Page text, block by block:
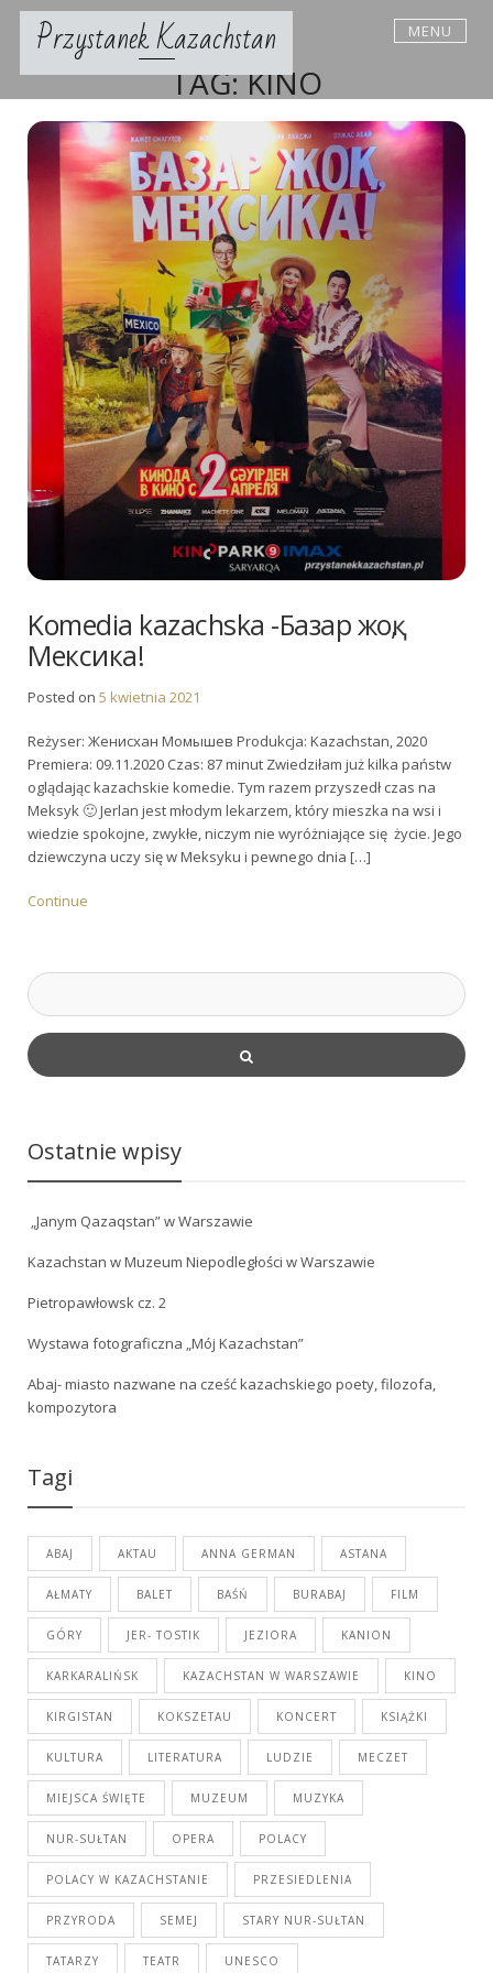
Skip
Przystanek Kazachstan MENU
TAG:KINO
Komedia kazachska -Базар жоқ,
Мексика!
Posted on 5 kwietnia 2021
Reżyser: Женисхан Момышев Produkcja: Kazachstan, 2020
Premiera: 09.11.2020 Czas: 87 minut Zwiedziłam już kilka państw
oglądając kazachskie komedie. Tym razem przyszedł czas na
Meksyk 🙂 Jerlan jest młodym lekarzem, który mieszka na wsi i
wiedzie spokojne, zwykłe, niczym nie wyróżniające się życie. Jego
dziewczyna uczy się w Meksyku i pewnego dnia […]
Continue
Ostatnie wpisy
„Janym Qazaqstan” w Warszawie
Kazachstan w Muzeum Niepodległości w Warszawie
Pietropawłowsk cz. 2
Wystawa fotograficzna „Mój Kazachstan”
Abaj- miasto nazwane na cześć kazachskiego poety, filozofa,
kompozytora
Tagi
ABAJ AKTAU ANNA GERMAN ASTANA
AŁMATY BALET BAŚŃ BURABAJ FILM
GÓRY JER- TOSTIK JEZIORA KANION
KARKARALIŃSK KAZACHSTAN W WARSZAWIE KINO
KIRGISTAN KOKSZETAU KONCERT KSIĄŻKI
KULTURA LITERATURA LUDZIE MECZET
MIEJSCA ŚWIĘTE MUZEUM MUZYKA
NUR-SUŁTAN OPERA POLACY
POLACY W KAZACHSTANIE PRZESIEDLENIA
PRZYRODA SEMEJ STARY NUR-SUŁTAN
TATARZY TEATR UNESCO